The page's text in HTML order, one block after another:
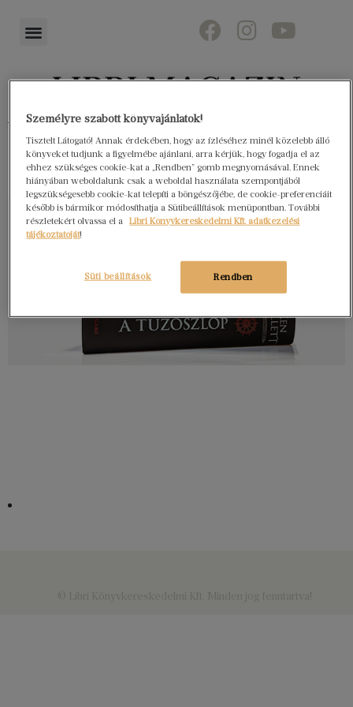
Könyvektől az olvasókig
Személyre szabott könyvajánlatok!
Tisztelt Látogató! Annak érdekében, hogy az ízléséhez minél közelebb álló
könyveket tudjunk a figyelmébe ajánlani, arra kérjük, hogy fogadja el az
ehhez szükséges cookie-kat a „Rendben” gomb megnyomásával. Ennek
hiányában weboldalunk csak a weboldal használata szempontjából
legszükségesebb cookie-kat telepíti a böngészőjébe, de cookie-preferenciáit
később is bármikor módosíthatja a Sütibeállítások menüpontban. További
részletekért olvassa el a
Libri Könyvkereskedelmi Kft. adatkezelési
tájékoztatóját!
Rendben
Süti beállítások